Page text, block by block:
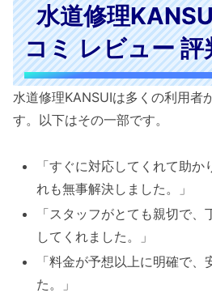
水道修理
コミ レビュー 評
水道修理KANSUIは多くの利用者
す。以下はその一部です。
「すぐに対応してくれて助
れも無事解決しました。」
「スタッフがとても親切で
してくれました。」
「料金が予想以上に明確で
た。」